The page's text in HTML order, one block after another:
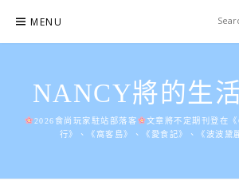
content
MENU
NANCY將的生
2026食尚玩家駐站部落客
文章將不定期刊登在
行》、《窩客島》、《愛食記》、《波波黛